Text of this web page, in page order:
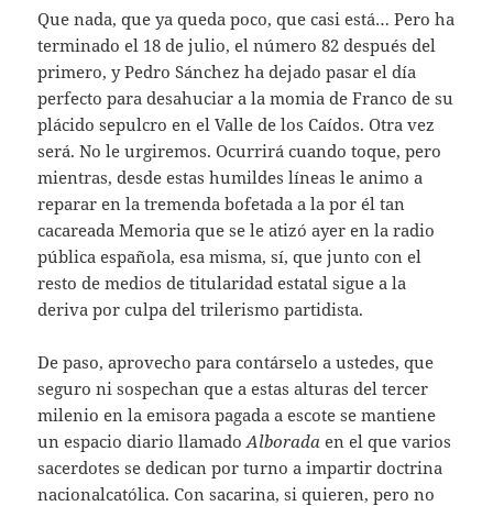
Que nada, que ya queda poco, que casi está… Pero ha
terminado el 18 de julio, el número 82 después del
primero, y Pedro Sánchez ha dejado pasar el día
perfecto para desahuciar a la momia de Franco de su
plácido sepulcro en el Valle de los Caídos. Otra vez
será. No le urgiremos. Ocurrirá cuando toque, pero
mientras, desde estas humildes líneas le animo a
reparar en la tremenda bofetada a la por él tan
cacareada Memoria que se le atizó ayer en la radio
pública española, esa misma, sí, que junto con el
resto de medios de titularidad estatal sigue a la
deriva por culpa del trilerismo partidista.
De paso, aprovecho para contárselo a ustedes, que
seguro ni sospechan que a estas alturas del tercer
milenio en la emisora pagada a escote se mantiene
un espacio diario llamadoAlborada en el que varios
sacerdotes se dedican por turno a impartir doctrina
nacionalcatólica. Con sacarina, si quieren, pero no